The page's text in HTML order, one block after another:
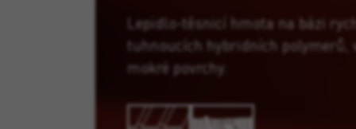
Lepidlo-těsnicí hmota na bázi
tuhnoucích hybridních polymerů,
mokré povrchy.